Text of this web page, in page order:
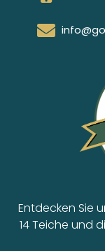
Entdecken Sie
14 Teiche und